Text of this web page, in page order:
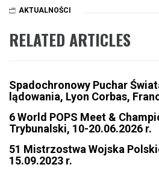
AKTUALNOŚCI
RELATED ARTICLES
Spadochronowy Puchar
lądowania, Lyon Corbas,
6 World POPS Meet &
Trybunalski, 10-20.06.2026 r.
51 Mistrzostwa Wojska
15.09.2023 r.